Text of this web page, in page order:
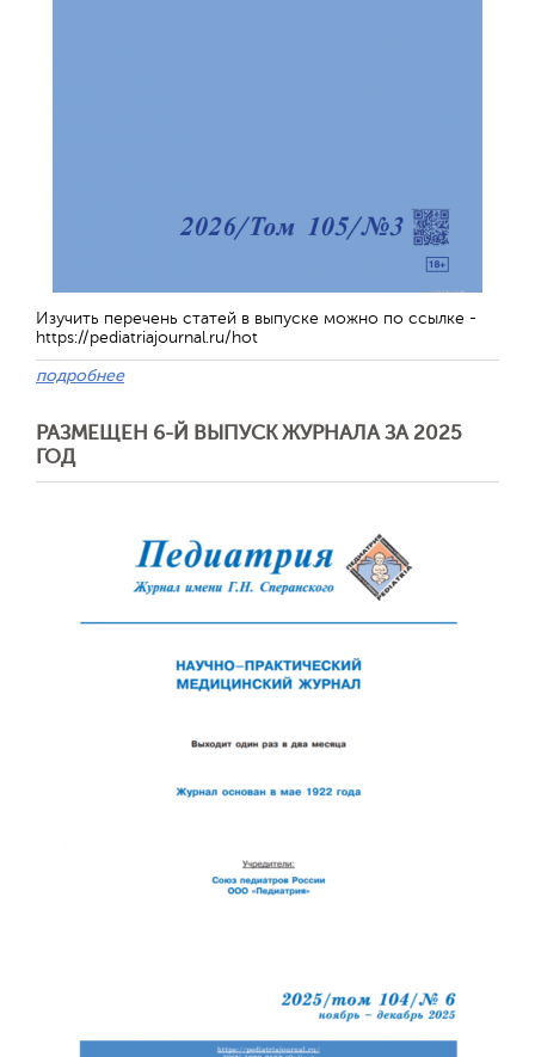
Изучить перечень статей в выпуске можно по ссылке -
https://pediatriajournal.ru/hot
подробнее
РАЗМЕЩЕН 6-Й ВЫПУСК ЖУРНАЛА ЗА 2025
ГОД
Обратная
Отправить